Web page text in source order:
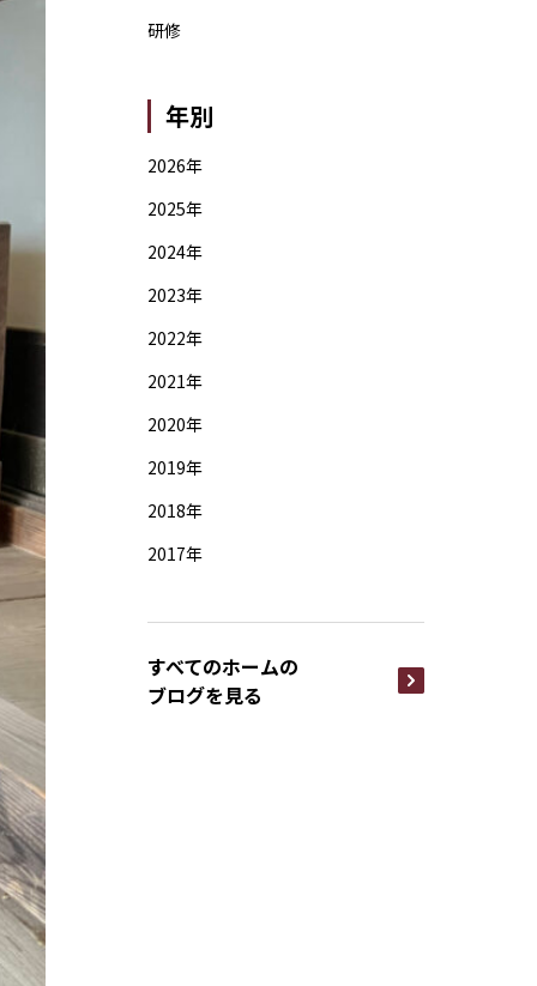
研修
年別
2026年
2025年
2024年
2023年
2022年
2021年
2020年
2019年
2018年
2017年
すべてのホームの
ブログを見る